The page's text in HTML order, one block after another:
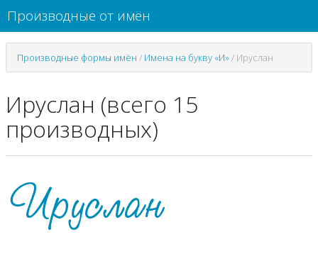
Производные от имён
Производные формы имён / Имена на букву «И»/ Ируслан
Ируслан (всего 15
производных)